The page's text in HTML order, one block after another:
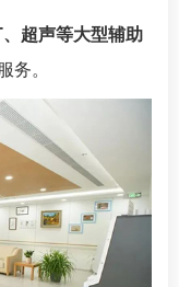
超声等大型辅助
务。